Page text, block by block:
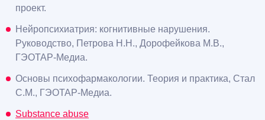
проект.
Нейропсихиатрия: когнитивные нарушения.
Руководство, Петрова Н.Н., Дорофейкова М.В.,
ГЭОТАР-Медиа.
Основы психофармакологии. Теория и практика, Стал
С.М., ГЭОТАР-Медиа.
Substance abuse